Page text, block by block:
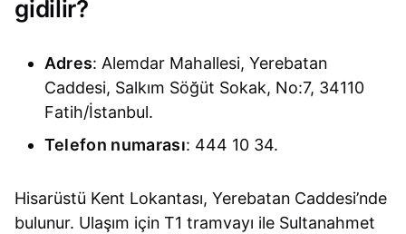
gidilir?
Adres: Alemdar Mahallesi, Yerebatan
Caddesi, Salkım Söğüt Sokak, No:7, 34110
Fatih/İstanbul.
Telefon numarası: 444 10 34.
Hisarüstü Kent Lokantası, Yerebatan Caddesi’nde
bulunur. Ulaşım için T1 tramvayı ile Sultanahmet